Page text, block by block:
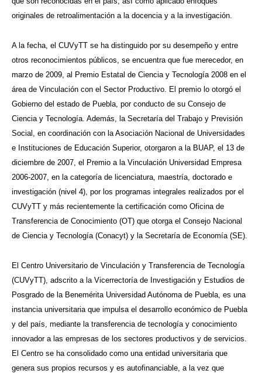
originales de retroalimentación a la docencia y a la investigación.
A la fecha, el CUVyTT se ha distinguido por su desempeño y entre
otros reconocimientos públicos, se encuentra que fue merecedor, en
marzo de 2009, al Premio Estatal de Ciencia y Tecnología 2008 en el
área de Vinculación con el Sector Productivo. El premio lo otorgó el
Gobierno del estado de Puebla, por conducto de su Consejo de
Ciencia y Tecnología. Además, la Secretaría del Trabajo y Previsión
Social, en coordinación con la Asociación Nacional de Universidades
e Instituciones de Educación Superior, otorgaron a la BUAP, el 13 de
diciembre de 2007, el Premio a la Vinculación Universidad Empresa
2006-2007, en la categoría de licenciatura, maestría, doctorado e
investigación (nivel 4), por los programas integrales realizados por el
CUVyTT y más recientemente la certificación como Oficina de
Transferencia de Conocimiento (OT) que otorga el Consejo Nacional
de Ciencia y Tecnología (Conacyt) y la Secretaría de Economía (SE).
El Centro Universitario de Vinculación y Transferencia de Tecnología
(CUVyTT), adscrito a la Vicerrectoría de Investigación y Estudios de
Posgrado de la Benemérita Universidad Autónoma de Puebla, es una
instancia universitaria que impulsa el desarrollo económico de Puebla
y del país, mediante la transferencia de tecnología y conocimiento
innovador a las empresas de los sectores productivos y de servicios.
El Centro se ha consolidado como una entidad universitaria que
genera sus propios recursos y es autofinanciable, a la vez que